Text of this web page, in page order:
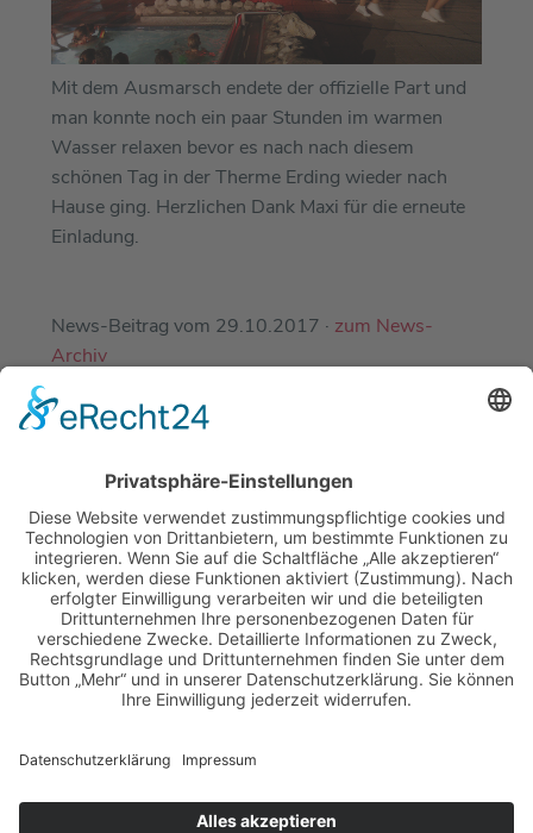
Mit dem Ausmarsch endete der offizielle Part und
man konnte noch ein paar Stunden im warmen
Wasser relaxen bevor es nach nach diesem
schönen Tag in der Therme Erding wieder nach
Hause ging. Herzlichen Dank Maxi für die erneute
Einladung.
News-Beitrag vom 29.10.2017 · zum News-
Archiv
EINE ABTEILUNG DES
DJK-SV MIRSKOFEN E.V.
MIT FREUNDLICHER UNTERSTÜTZUNG
UNSERER PARTNER-SPORTVEREINE